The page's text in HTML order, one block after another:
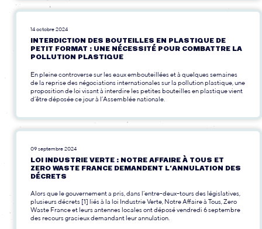
14 octobre 2024
INTERDICTION DES BOUTEILLES EN PLASTIQUE DE
PETIT FORMAT : UNE NÉCESSITÉ POUR COMBATTRE LA
POLLUTION PLASTIQUE
En pleine controverse sur les eaux embouteillées et à quelques semaines
de la reprise des négociations internationales sur la pollution plastique, une
proposition de loi visant à interdire les petites bouteilles en plastique vient
d’être déposée ce jour à l’Assemblée nationale.
09 septembre 2024
LOI INDUSTRIE VERTE : NOTRE AFFAIRE À TOUS ET
ZERO WASTE FRANCE DEMANDENT L’ANNULATION DES
DÉCRETS
Alors que le gouvernement a pris, dans l’entre-deux-tours des législatives,
plusieurs décrets [1] liés à la loi Industrie Verte, Notre Affaire à Tous, Zero
Waste France et leurs antennes locales ont déposé vendredi 6 septembre
des recours gracieux demandant leur annulation.